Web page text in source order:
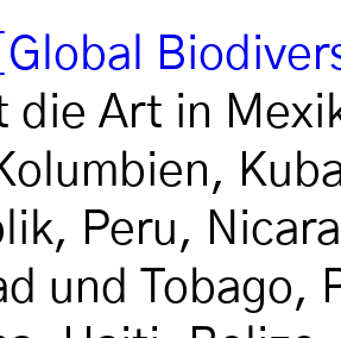
[Global
die Art in
Peru,
und